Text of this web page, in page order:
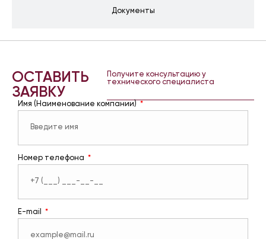
Документы
ОСТАВИТЬ
ЗАЯВКУ
Получите консультацию у
технического специалиста
Имя (Наименование компании)
Номер телефона
E-mail